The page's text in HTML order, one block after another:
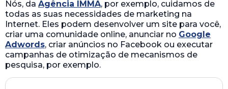
Nós, da Agência IMMA, por exemplo, cuidamos de
todas as suas necessidades de marketing na
Internet. Eles podem desenvolver um site para você,
criar uma comunidade online, anunciar no Google
Adwords, criar anúncios no Facebook ou executar
campanhas de otimização de mecanismos de
pesquisa, por exemplo.